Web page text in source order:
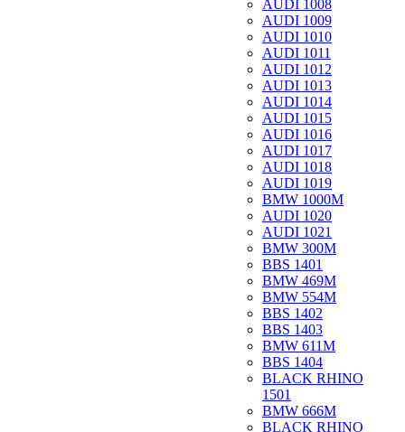
AUDI 1008
AUDI 1009
AUDI 1010
AUDI 1011
AUDI 1012
AUDI 1013
AUDI 1014
AUDI 1015
AUDI 1016
AUDI 1017
AUDI 1018
AUDI 1019
BMW 1000M
AUDI 1020
AUDI 1021
BMW 300M
BBS 1401
BMW 469M
BMW 554M
BBS 1402
BBS 1403
BMW 611M
BBS 1404
BLACK RHINO
1501
BMW 666M
BLACK RHINO